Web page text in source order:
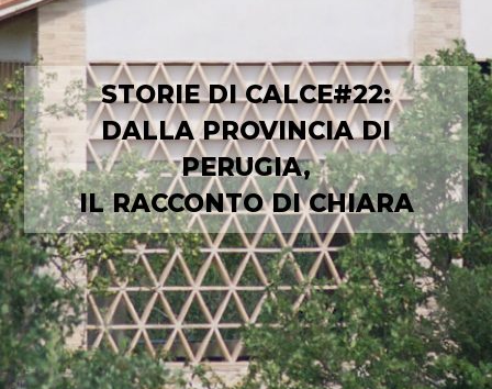
STORIE DI CALCE#22:
DALLA PROVINCIA DI
PERUGIA,
IL RACCONTO DI CHIARA